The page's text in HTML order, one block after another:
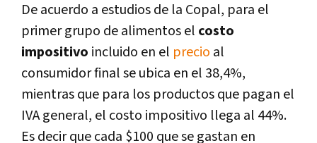
De acuerdo a estudios de la Copal, para el
primer grupo de alimentos el costo
impositivo incluido en el precio al
consumidor final se ubica en el 38,4%,
mientras que para los productos que pagan el
IVA general, el costo impositivo llega al 44%.
Es decir que cada $100 que se gastan en